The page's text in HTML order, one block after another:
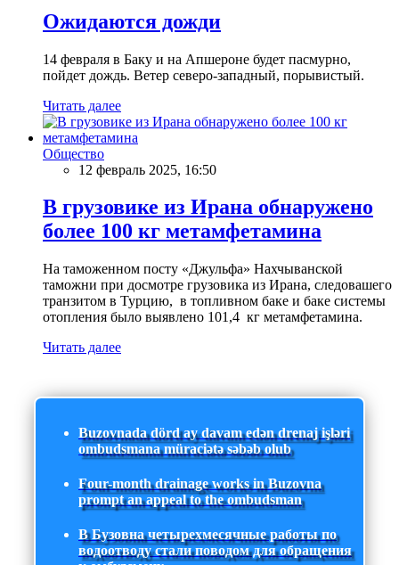
Ожидаются дожди
14 февраля в Баку и на Апшероне будет пасмурно,
пойдет дождь. Ветер северо-западный, порывистый.
Читать далее
Общество
12 февраль 2025, 16:50
В грузовике из Ирана обнаружено
более 100 кг метамфетамина
На таможенном посту «Джульфа» Нахчыванской
таможни при досмотре грузовика из Ирана, следовашего
транзитом в Турцию, в топливном баке и баке системы
отопления было выявлено 101,4 кг метамфетамина.
Читать далее
Buzovnada dörd ay davam edən drenaj işləri
ombudsmana müraciətə səbəb olub
Four-month drainage works in Buzovna
prompt an appeal to the ombudsman
В Бузовна четырехмесячные работы по
водоотводу стали поводом для обращения